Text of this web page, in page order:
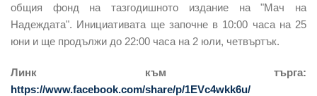
общия фонд на тазгодишното издание на "Мач на
Надеждата". Инициативата ще започне в 10:00 часа на 25
юни и ще продължи до 22:00 часа на 2 юли, четвъртък.
Линк към търга:
https://www.facebook.com/share/p/1EVc4wkk6u/